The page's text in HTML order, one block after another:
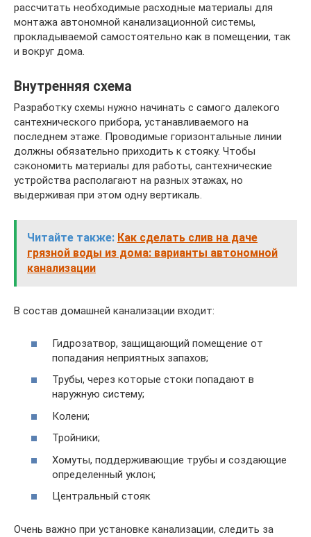
рассчитать необходимые расходные материалы для
монтажа автономной канализационной системы,
прокладываемой самостоятельно как в помещении, так
и вокруг дома.
Внутренняя схема
Разработку схемы нужно начинать с самого далекого
сантехнического прибора, устанавливаемого на
последнем этаже. Проводимые горизонтальные линии
должны обязательно приходить к стояку. Чтобы
сэкономить материалы для работы, сантехнические
устройства располагают на разных этажах, но
выдерживая при этом одну вертикаль.
Читайте также: Как сделать слив на даче
грязной воды из дома: варианты автономной
канализации
В состав домашней канализации входит:
Гидрозатвор, защищающий помещение от
попадания неприятных запахов;
Трубы, через которые стоки попадают в
наружную систему;
Колени;
Тройники;
Хомуты, поддерживающие трубы и создающие
определенный уклон;
Центральный стояк
Очень важно при установке канализации, следить за